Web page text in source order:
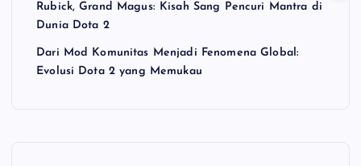
Rubick, Grand Magus: Kisah Sang Pencuri Mantra di
Dunia Dota 2
Dari Mod Komunitas Menjadi Fenomena Global:
Evolusi Dota 2 yang Memukau